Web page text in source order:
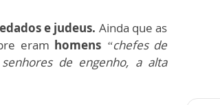
e judeus. Ainda que as
eram homens “chefes de
de engenho, a alta